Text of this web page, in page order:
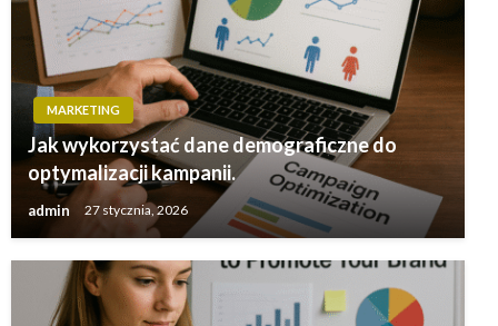
MARKETING
Jak wykorzystać dane demograficzne do
optymalizacji kampanii.
admin 27 stycznia, 2026